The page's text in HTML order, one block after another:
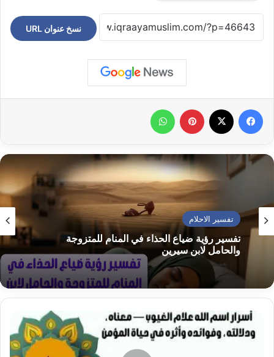
نسخ عنوان URL
فيسبوك بينتيريست
تفسير الاحلام
تفسير رؤية ضياع الحذاء في المنام للعزباء لابن
سيرين… بشارة أم تحذير؟
أسرار
اسم
الله